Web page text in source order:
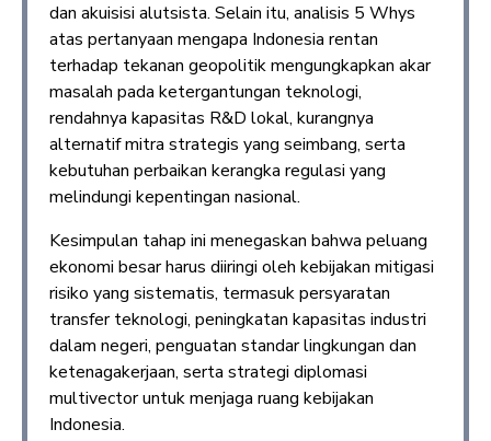
dan akuisisi alutsista. Selain itu, analisis 5 Whys
atas pertanyaan mengapa Indonesia rentan
terhadap tekanan geopolitik mengungkapkan akar
masalah pada ketergantungan teknologi,
rendahnya kapasitas R&D lokal, kurangnya
alternatif mitra strategis yang seimbang, serta
kebutuhan perbaikan kerangka regulasi yang
melindungi kepentingan nasional.
Kesimpulan tahap ini menegaskan bahwa peluang
ekonomi besar harus diiringi oleh kebijakan mitigasi
risiko yang sistematis, termasuk persyaratan
transfer teknologi, peningkatan kapasitas industri
dalam negeri, penguatan standar lingkungan dan
ketenagakerjaan, serta strategi diplomasi
multivector untuk menjaga ruang kebijakan
Indonesia.